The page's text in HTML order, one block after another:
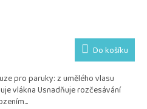
Do košíku
pro paruky: z umělého vlasu
vlákna Usnadňuje rozčesávání